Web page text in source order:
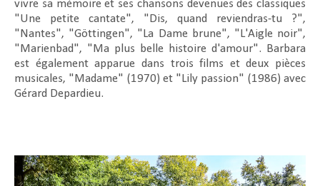
vivre sa mémoire et ses chansons devenues des classiques
"Une petite cantate", "Dis, quand reviendras-tu ?",
"Nantes", "Göttingen", "La Dame brune", "L'Aigle noir",
"Marienbad", "Ma plus belle histoire d'amour". Barbara
est également apparue dans trois films et deux pièces
musicales, "Madame" (1970) et "Lily passion" (1986) avec
Gérard Depardieu.